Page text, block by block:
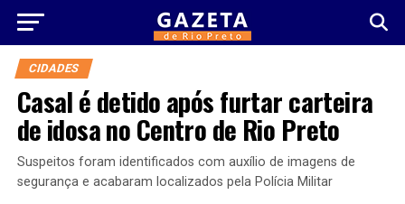
CIDADES
Casal é detido após furtar carteira
de idosa no Centro de Rio Preto
Suspeitos foram identificados com auxílio de imagens de
segurança e acabaram localizados pela Polícia Militar